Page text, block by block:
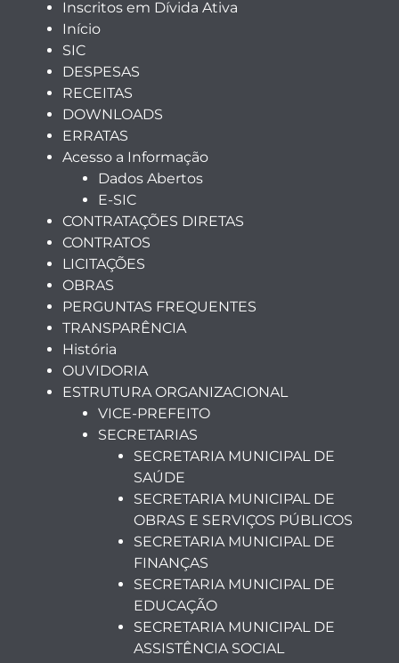
Inscritos em Dívida Ativa
Início
SIC
DESPESAS
RECEITAS
DOWNLOADS
ERRATAS
Acesso a Informação
Dados Abertos
E-SIC
CONTRATAÇÕES DIRETAS
CONTRATOS
LICITAÇÕES
OBRAS
PERGUNTAS FREQUENTES
TRANSPARÊNCIA
História
OUVIDORIA
ESTRUTURA ORGANIZACIONAL
VICE-PREFEITO
SECRETARIAS
SECRETARIA MUNICIPAL DE
SAÚDE
SECRETARIA MUNICIPAL DE
OBRAS E SERVIÇOS PÚBLICOS
SECRETARIA MUNICIPAL DE
FINANÇAS
SECRETARIA MUNICIPAL DE
EDUCAÇÃO
SECRETARIA MUNICIPAL DE
ASSISTÊNCIA SOCIAL